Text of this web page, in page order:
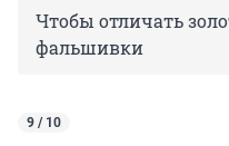
Чтобы отличать
фальшивки
9 / 10